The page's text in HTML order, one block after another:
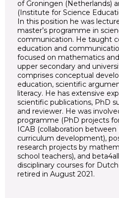
of Groningen (Netherlands)
(Institute for Science
In this position he was
master’s programme in
communication. He taught
education and
focused on mathematics
upper secondary and
comprises conceptual
education, scientific
literacy. He has extensive
scientific publications, PhD
and reviewer. He was
programme (PhD projects
ICAB (collaboration
curriculum development),
research projects by
school teachers), and
disciplinary courses for
retired in August 2021.